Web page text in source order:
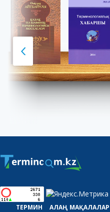
ТЕРМИН АЛАҢ МАҚАЛАЛАР